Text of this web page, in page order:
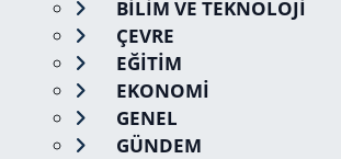
BİLİM VE TEKNOLOJİ
ÇEVRE
EĞİTİM
EKONOMİ
GENEL
GÜNDEM